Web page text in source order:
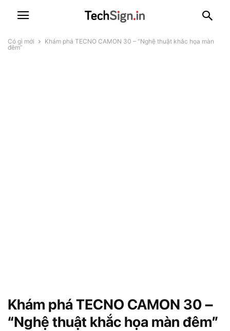
Có gì mới
Khám phá TECNO CAMON 30 – “Nghệ thuật khắc họa màn
đêm”
Khám phá TECNO CAMON 30 –
“Nghệ thuật khắc họa màn đêm”